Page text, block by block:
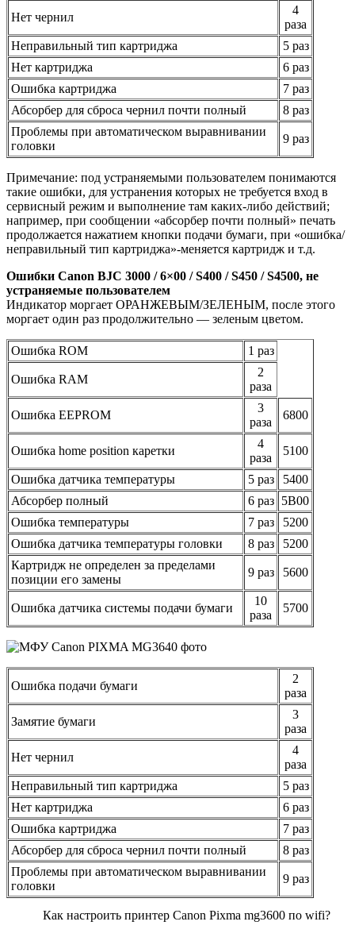
Нет чернил
4
раза
Неправильный тип картриджа
5 раз
Нет картриджа
6 раз
Ошибка картриджа
7 раз
Абсорбер для сброса чернил почти полный
8 раз
Проблемы при автоматическом выравнивании
головки
9 раз
Примечание: под устраняемыми пользователем понимаются
такие ошибки, для устранения которых не требуется вход в
сервисный режим и выполнение там каких-либо действий;
например, при сообщении «абсорбер почти полный» печать
продолжается нажатием кнопки подачи бумаги, при «ошибка/
неправильный тип картриджа»-меняется картридж и т.д.
Ошибки Canon BJC 3000 / 6×00 / S400 / S450 / S4500, не
устраняемые пользователем
Индикатор моргает ОРАНЖЕВЫМ/ЗЕЛЕНЫМ, после этого
моргает один раз продолжительно — зеленым цветом.
Ошибка ROM 1 раз
Ошибка RAM
2
раза
Ошибка EEPROM
3
раза
6800
Ошибка home position каретки
4
раза
5100
Ошибка датчика температуры 5 раз
5400
Абсорбер полный
6 раз
5B00
Ошибка температуры
7 раз
5200
Ошибка датчика температуры головки
8 раз
5200
Картридж не определен за пределами
позиции его замены
9 раз 5600
Ошибка датчика системы подачи бумаги
10
раза
5700
Ошибка подачи бумаги
2
раза
Замятие бумаги
3
раза
Нет чернил
4
раза
Неправильный тип картриджа
5 раз
Нет картриджа
6 раз
Ошибка картриджа
7 раз
Абсорбер для сброса чернил почти полный
8 раз
Проблемы при автоматическом выравнивании
головки
9 раз
Как настроить принтер Canon Pixma mg3600 по wifi?